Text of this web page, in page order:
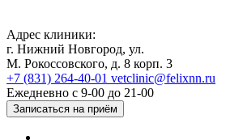
Адрес клиники:
г. Нижний Новгород, ул.
М. Рокоссовского, д. 8 корп. 3
+7 (831) 264-40-01 vetclinic@felixnn.ru
Ежедневно с 9-00 до 21-00
Записаться на приём